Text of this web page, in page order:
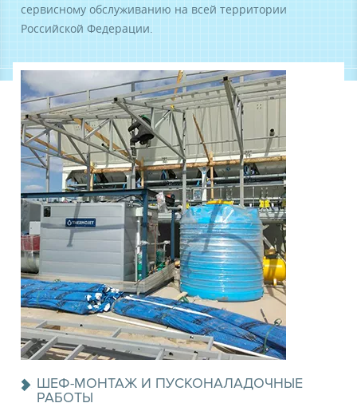
сервисному обслуживанию на всей территории
Российской Федерации.
ШЕФ-МОНТАЖ И ПУСКОНАЛАДОЧНЫЕ
РАБОТЫ
Самара 443080, Московское шоссе, д. 55, 12 этаж
+7 (846) 321-00-11
Бесплатно по России
тел. 8 800 100 1975
Я даю своесогласиена обработку персональных
данных в соответствии сполитикой *
Я даю своесогласиена получение
информационных материалов
ЗАКАЗАТЬ ОБОРУДОВАНИЕ